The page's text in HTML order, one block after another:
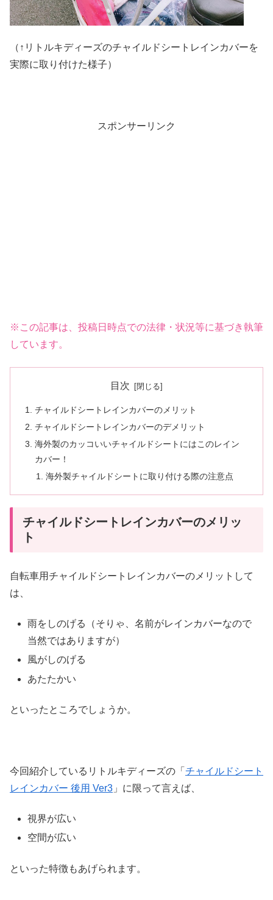
（↑リトルキディーズのチャイルドシートレインカバーを
実際に取り付けた様子）
スポンサーリンク
※この記事は、投稿日時点での法律・状況等に基づき執筆
しています。
目次
チャイルドシートレインカバーのメリット
チャイルドシートレインカバーのデメリット
海外製のカッコいいチャイルドシートにはこのレイン
カバー！
海外製チャイルドシートに取り付ける際の注意点
チャイルドシートレインカバーのメリッ
ト
自転車用チャイルドシートレインカバーのメリットして
は、
雨をしのげる（そりゃ、名前がレインカバーなので
当然ではありますが）
風がしのげる
あたたかい
といったところでしょうか。
今回紹介しているリトルキディーズの「 チャイルドシート
レインカバー 後用 Ver3 」に限って言えば、
視界が広い
空間が広い
といった特徴もあげられます。